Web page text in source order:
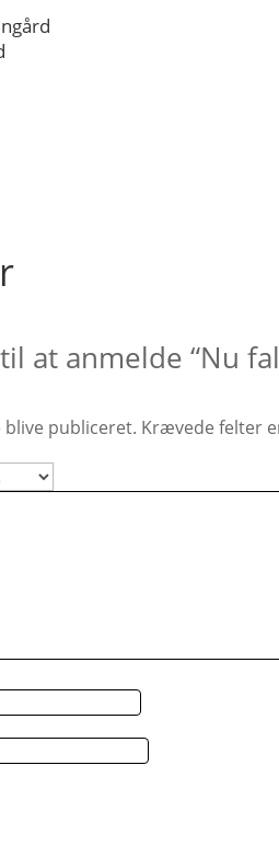
at anmelde “Nu
blive publiceret. Krævede felter